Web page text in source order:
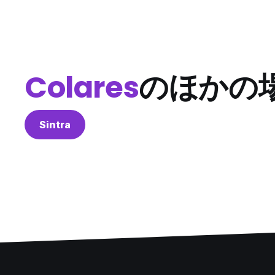
Colaresのほかの
Sintra